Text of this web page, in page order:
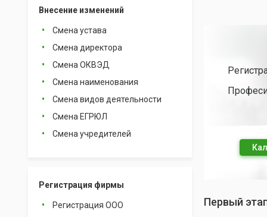
Внесение изменений
Смена устава
Смена директора
Смена ОКВЭД
Смена наименования
Смена видов деятельности
Смена ЕГРЮЛ
Смена учредителей
Регистрация фирмы
Регистрация ООО
Первый